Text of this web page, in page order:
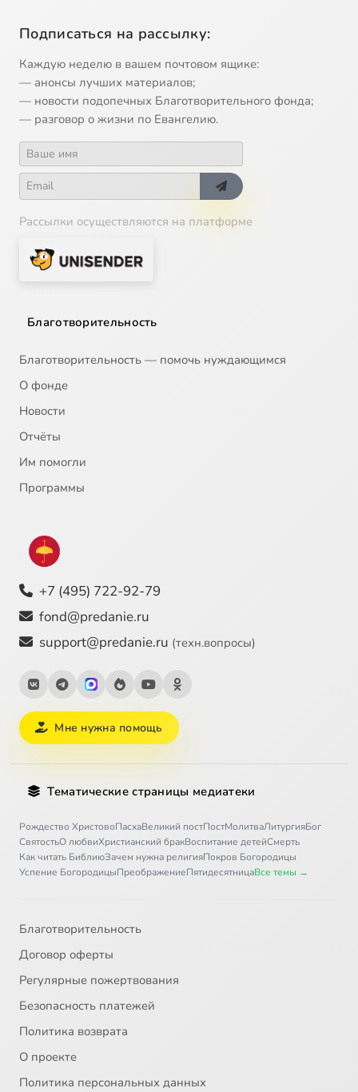
Подписаться на рассылку:
Каждую неделю в вашем почтовом ящике:
— анонсы лучших материалов;
— новости подопечных Благотворительного фонда;
— разговор о жизни по Евангелию.
Рассылки осуществляются на платформе
Благотворительность
Благотворительность — помочь нуждающимся
О фонде
Новости
Отчёты
Им помогли
Программы
+7 (495) 722-92-79
fond@predanie.ru
support@predanie.ru (техн.вопросы)
Мне нужна помощь
Тематические страницы медиатеки
Рождество ХристовоПасхаВеликий постПостМолитваЛитургияБог
СвятостьО любвиХристианский бракВоспитание детейСмерть
Как читать БиблиюЗачем нужна религияПокров Богородицы
Успение БогородицыПреображениеПятидесятницаВсе темы →
Благотворительность
Договор оферты
Регулярные пожертвования
Безопасность платежей
Политика возврата
О проекте
Политика персональных данных